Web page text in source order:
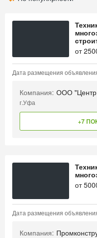
от
Дата размещения
Компания: ООО "Центр
г.Уфа
+7
от
Дата размещения
Компания: